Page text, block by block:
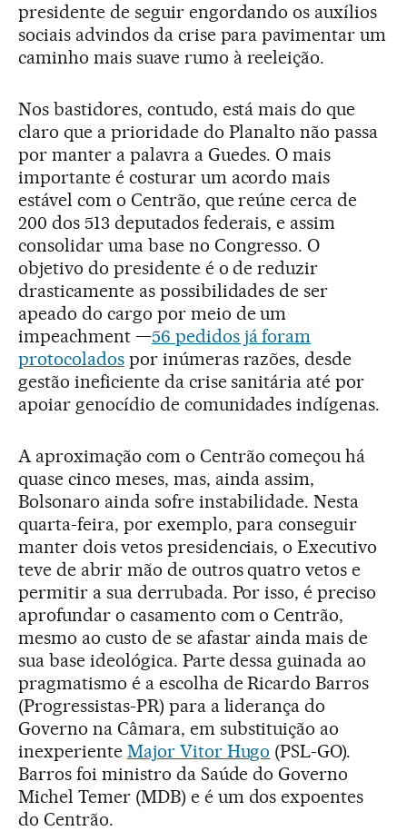
presidente de seguir engordando os auxílios
sociais advindos da crise para pavimentar um
caminho mais suave rumo à reeleição.
Nos bastidores, contudo, está mais do que
claro que a prioridade do Planalto não passa
por manter a palavra a Guedes. O mais
importante é costurar um acordo mais
estável com o Centrão, que reúne cerca de
200 dos 513 deputados federais, e assim
consolidar uma base no Congresso. O
objetivo do presidente é o de reduzir
drasticamente as possibilidades de ser
apeado do cargo por meio de um
impeachment —56 pedidos já foram
protocoladospor inúmeras razões, desde
gestão ineficiente da crise sanitária até por
apoiar genocídio de comunidades indígenas.
A aproximação com o Centrão começou há
quase cinco meses, mas, ainda assim,
Bolsonaro ainda sofre instabilidade. Nesta
quarta-feira, por exemplo, para conseguir
manter dois vetos presidenciais, o Executivo
teve de abrir mão de outros quatro vetos e
permitir a sua derrubada. Por isso, é preciso
aprofundar o casamento com o Centrão,
mesmo ao custo de se afastar ainda mais de
sua base ideológica. Parte dessa guinada ao
pragmatismo é a escolha de Ricardo Barros
(Progressistas-PR) para a liderança do
Governo na Câmara, em substituição ao
inexperiente Major Vitor Hugo (PSL-GO).
Barros foi ministro da Saúde do Governo
Michel Temer (MDB) e é um dos expoentes
do Centrão.